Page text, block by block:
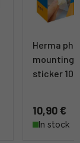
Herma
mounting
sticker
10,90 €
In stock